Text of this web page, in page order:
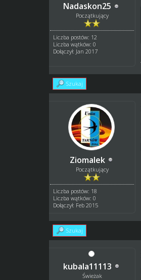
Nadaskon25
Początkujący
Liczba postów: 12
Liczba wątków: 0
Dołączył: Jan 2017
Szukaj
Ziomalek
Początkujący
Liczba postów: 18
Liczba wątków: 0
Dołączył: Feb 2015
Szukaj
kubala11113
Świeżak